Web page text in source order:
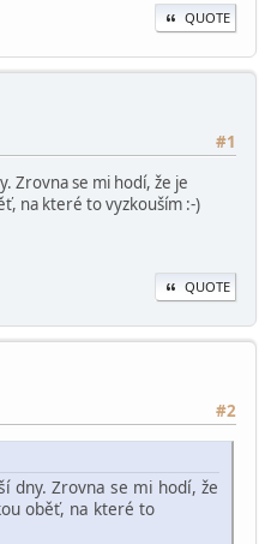
QUOTE
#1
Zrovna se mi hodí, že je
na které to vyzkouším :-)
QUOTE
#2
dny. Zrovna se mi hodí, že
oběť, na které to